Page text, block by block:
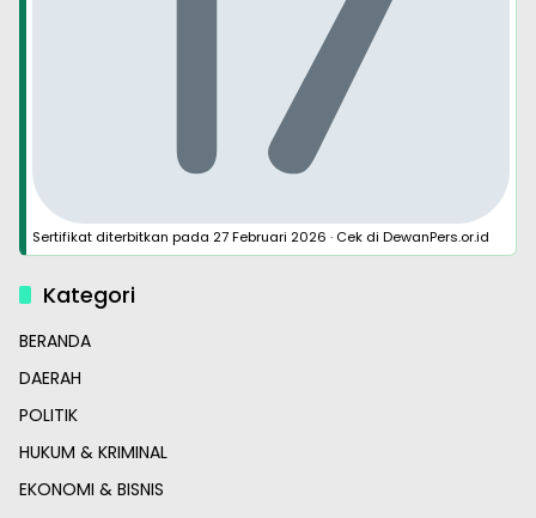
Sertifikat diterbitkan pada 27 Februari 2026 · Cek di DewanPers.or.id
Kategori
BERANDA
DAERAH
POLITIK
HUKUM & KRIMINAL
EKONOMI & BISNIS